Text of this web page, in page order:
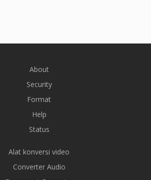
About
Security
Format
Help
Status
Alat konversi video
Converter Audio